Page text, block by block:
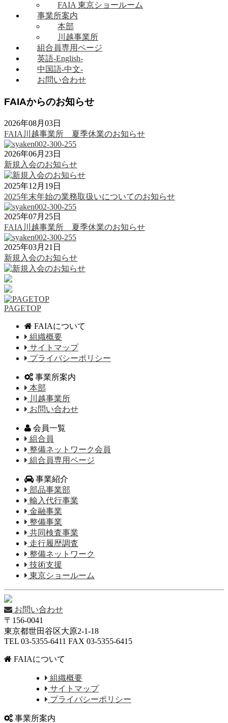
FAIA 東京ショールーム
事業所案内
本部
川越事業所
組合員専用ページ
英語-English-
中国語-中文-
お問い合わせ
FAIAからのお知らせ
2026年08月03日
FAIA川越事業所 夏季休業のお知らせ
2026年06月23日
新規入会のお知らせ
2025年12月19日
2025年末年始の業務取扱いについてのお知らせ
2025年07月25日
FAIA川越事業所 夏季休業のお知らせ
2025年03月21日
新規入会のお知らせ
PAGETOP
FAIAについて
組織概要
サイトマップ
プライバシーポリシー
事業所案内
本部
川越事業所
お問い合わせ
会員一覧
組合員
整備ネットワーク会員
組合員専用ページ
事業紹介
部品事業部
輸入代行事業
金融事業
整備事業
共同検査事業
走行履歴調査
整備ネットワーク
技術支援
東京ショールーム
お問い合わせ
〒156-0041
東京都世田谷区大原2-1-18
TEL 03-5355-6411 FAX 03-5355-6415
FAIAについて
組織概要
サイトマップ
プライバシーポリシー
事業所案内